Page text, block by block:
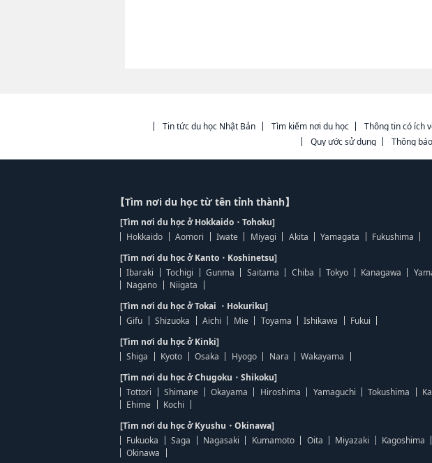
Tin tức du học Nhật Bản Tìm kiếm nơi du học Thông tin có ích
Quy ước sử dụng
Thông
【Tìm nơi du học từ tên tỉnh thành】
[Tìm nơi du học ở Hokkaido・Tohoku]
Hokkaido
Aomori Iwate Miyagi Akita Yamagata
Fukushima
[Tìm nơi du học ở Kanto・Koshinetsu]
Ibaraki
Tochigi Gunma Saitama Chiba Tokyo Kanagawa
Nagano
Niigata
[Tìm nơi du học ở Tokai ・Hokuriku]
Gifu
Shizuoka Aichi Mie Toyama Ishikawa
Fukui
[Tìm nơi du học ở Kinki]
Shiga
Kyoto Osaka Hyogo Nara
Wakayama
[Tìm nơi du học ở Chugoku・Shikoku]
Tottori
Shimane Okayama Hiroshima Yamaguchi Tokushima
Ehime
Kochi
[Tìm nơi du học ở Kyushu・Okinawa]
Fukuoka
Saga Nagasaki Kumamoto Oita Miyazaki
Kagoshima
Okinawa